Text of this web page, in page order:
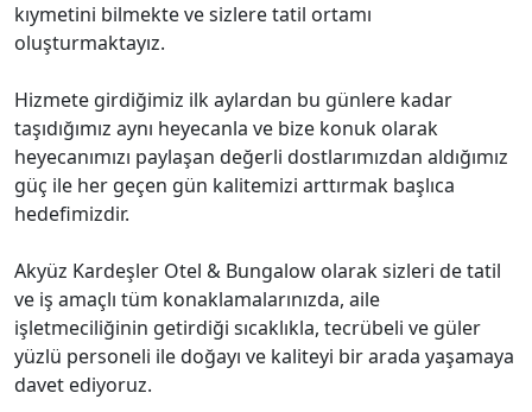
kıymetini bilmekte ve sizlere tatil ortamı
oluşturmaktayız.
Hizmete girdiğimiz ilk aylardan bu günlere kadar
taşıdığımız aynı heyecanla ve bize konuk olarak
heyecanımızı paylaşan değerli dostlarımızdan aldığımız
güç ile her geçen gün kalitemizi arttırmak başlıca
hedefimizdir.
Akyüz Kardeşler Otel & Bungalow olarak sizleri de tatil
ve iş amaçlı tüm konaklamalarınızda, aile
işletmeciliğinin getirdiği sıcaklıkla, tecrübeli ve güler
yüzlü personeli ile doğayı ve kaliteyi bir arada yaşamaya
davet ediyoruz.